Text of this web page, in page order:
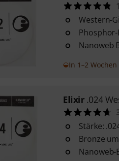
Western-
Nanoweb
In 1–2
Elixir .024
Stärke:
Bronze
Nanoweb-